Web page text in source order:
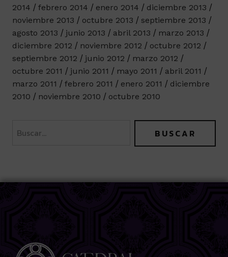
2014
febrero 2014 enero 2014
diciembre 2013
noviembre 2013
octubre 2013
septiembre 2013
agosto 2013
junio 2013 abril 2013
marzo 2013
diciembre 2012
noviembre 2012
octubre 2012
septiembre 2012
junio 2012
marzo 2012
octubre 2011
junio 2011 mayo 2011
abril 2011
marzo 2011
febrero 2011 enero 2011
diciembre
2010
noviembre 2010 octubre 2010